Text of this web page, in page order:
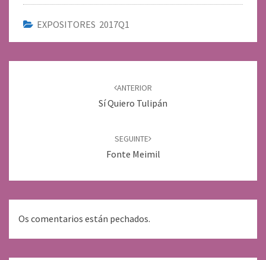
EXPOSITORES 2017Q1
ANTERIOR
Sí Quiero Tulipán
SEGUINTE
Fonte Meimil
Os comentarios están pechados.